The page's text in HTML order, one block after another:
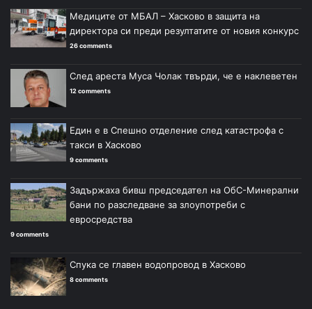
Медиците от МБАЛ – Хасково в защита на
директора си преди резултатите от новия конкурс
26 comments
След ареста Муса Чолак твърди, че е наклеветен
12 comments
Един е в Спешно отделение след катастрофа с
такси в Хасково
9 comments
Задържаха бивш председател на ОбС-Минерални
бани по разследване за злоупотреби с
евросредства
9 comments
Спука се главен водопровод в Хасково
8 comments